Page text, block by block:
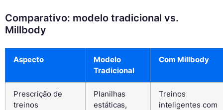
Comparativo: modelo tradicional vs.
Millbody
Aspecto
Modelo
Tradicional
Com Millbody
Prescrição de
treinos
Planilhas
estáticas,
Treinos
inteligentes com